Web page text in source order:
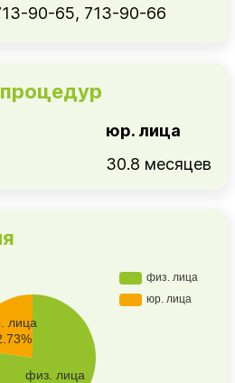
90-65, 713-90-66
юр. лица
30.8 месяцев